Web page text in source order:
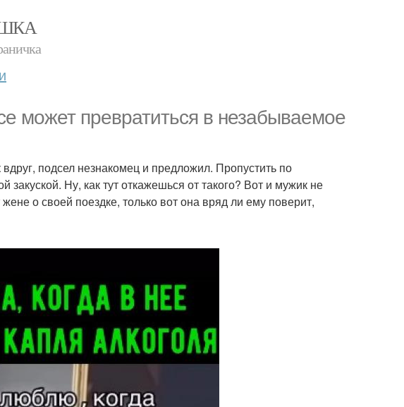
может превратиться в незабываемое
подсел незнакомец и предложил. Пропустить по
закуской. Ну, как тут откажешься от такого? Вот и мужик не
о своей поездке, только вот она вряд ли ему поверит,